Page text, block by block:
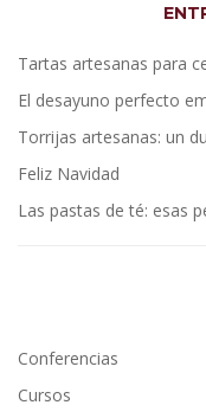
Tartas artesanas para
El desayuno perfecto
Torrijas artesanas: un
Feliz Navidad
Las pastas de té: esas
Conferencias
Cursos